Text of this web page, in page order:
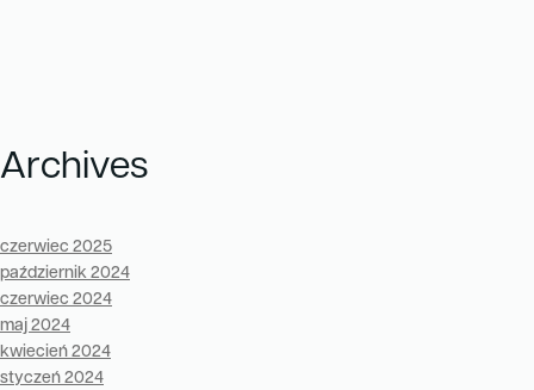
Archives
czerwiec 2025
październik 2024
czerwiec 2024
maj 2024
kwiecień 2024
styczeń 2024